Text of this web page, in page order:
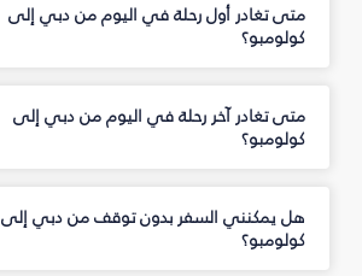
متى تغادر أول رحلة في اليوم من دبي إلى
كولومبو؟
متى تغادر آخر رحلة في اليوم من دبي إلى
كولومبو؟
هل يمكنني السفر بدون توقف من دبي إلى
كولومبو؟